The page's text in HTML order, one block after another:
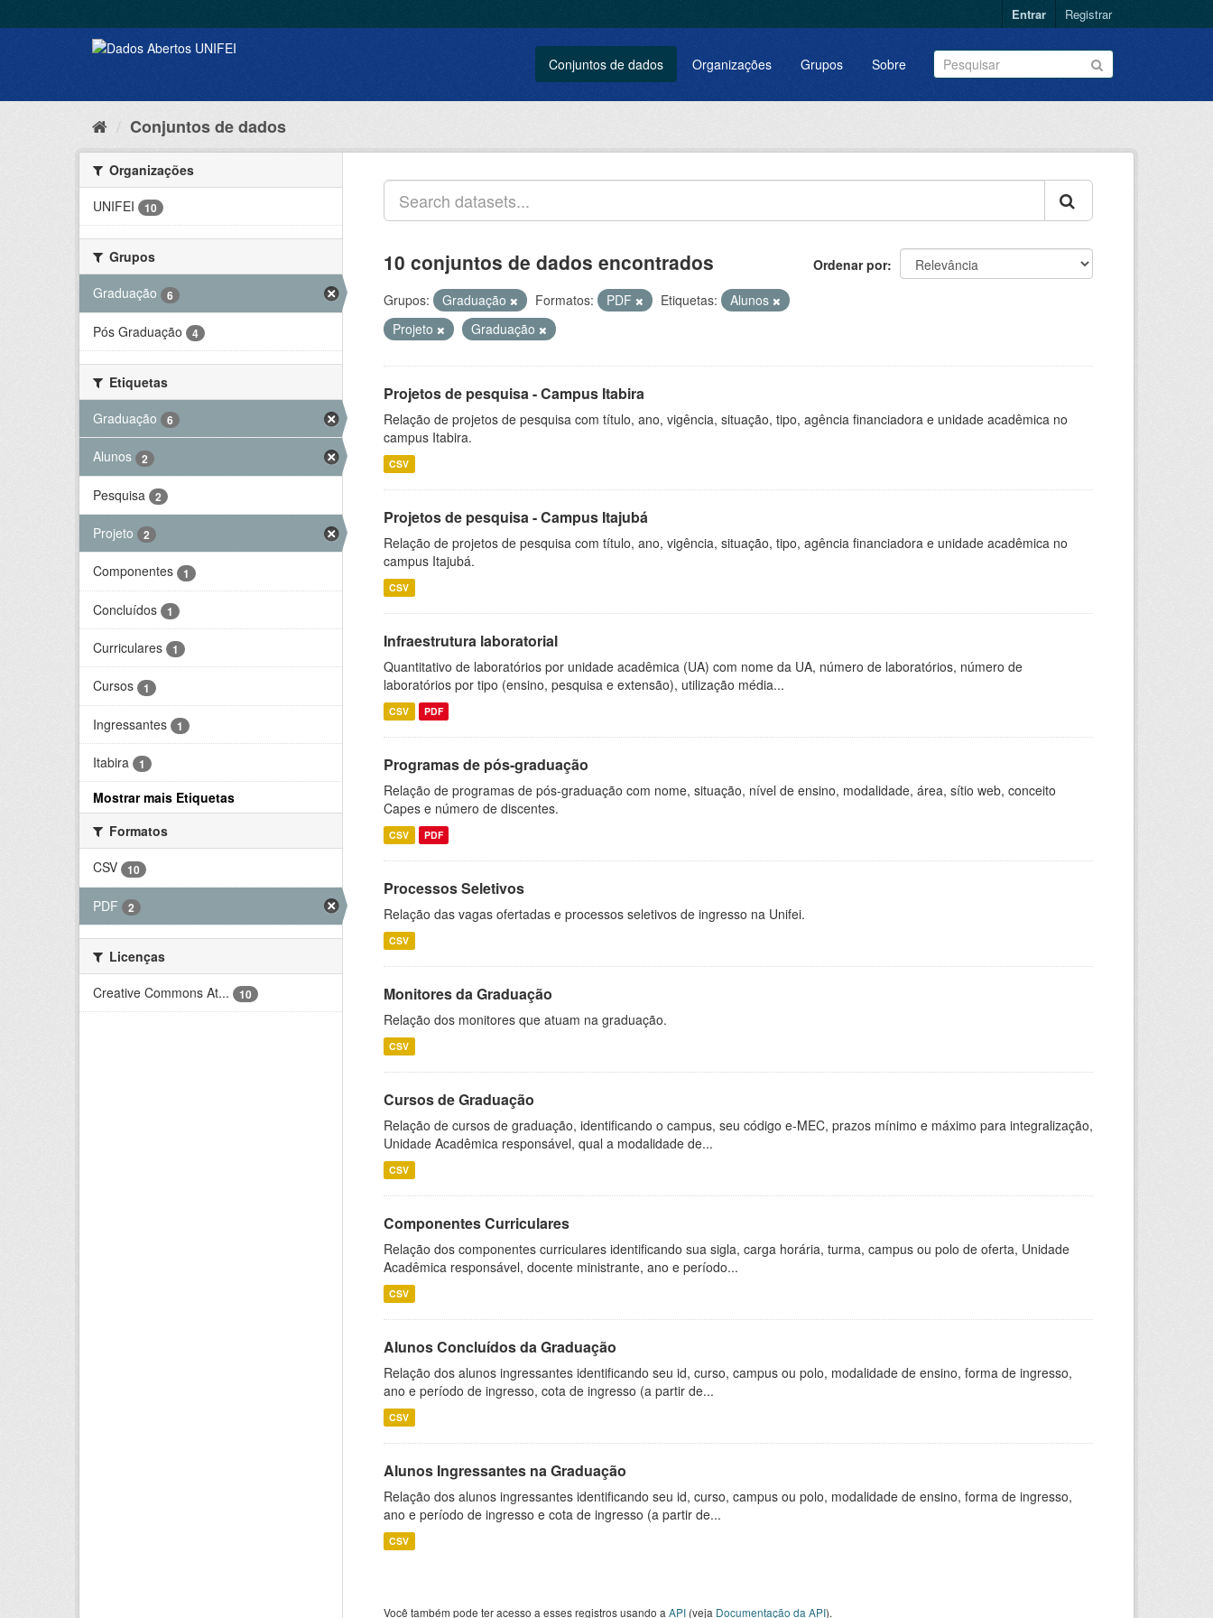
Entrar Registrar
Conjuntos de dados Organizações Grupos Sobre
Conjuntos de dados
Organizações
UNIFEI
10
Grupos
Graduação
6
Pós Graduação 4
Etiquetas
Graduação
6
Alunos 2
Pesquisa 2
Projeto 2
Componentes 1
Concluídos 1
Curriculares 1
Cursos 1
Ingressantes 1
Itabira 1
Mostrar mais Etiquetas
Formatos
CSV
10
PDF 2
Licenças
Creative Commons At...
10
Ordenar por
10 conjuntos de dados encontrados
Grupos: Graduação Formatos: PDF Etiquetas:
Alunos
Projeto
Graduação
Projetos de pesquisa - Campus Itabira
Relação de projetos de pesquisa com título, ano, vigência, situação, tipo, agência financiadora e unidade acadêmica no
campus Itabira.
CSV
Projetos de pesquisa - Campus Itajubá
Relação de projetos de pesquisa com título, ano, vigência, situação, tipo, agência financiadora e unidade acadêmica no
campus Itajubá.
CSV
Infraestrutura laboratorial
Quantitativo de laboratórios por unidade acadêmica (UA) com nome da UA, número de laboratórios, número de
laboratórios por tipo (ensino, pesquisa e extensão), utilização média...
CSV PDF
Programas de pós-graduação
Relação de programas de pós-graduação com nome, situação, nível de ensino, modalidade, área, sítio web, conceito
Capes e número de discentes.
CSV PDF
Processos Seletivos
Relação das vagas ofertadas e processos seletivos de ingresso na Unifei.
CSV
Monitores da Graduação
Relação dos monitores que atuam na graduação.
CSV
Cursos de Graduação
Relação de cursos de graduação, identificando o campus, seu código e-MEC, prazos mínimo e máximo para integralização,
Unidade Acadêmica responsável, qual a modalidade de...
CSV
Componentes Curriculares
Relação dos componentes curriculares identificando sua sigla, carga horária, turma, campus ou polo de oferta, Unidade
Acadêmica responsável, docente ministrante, ano e período...
CSV
Alunos Concluídos da Graduação
Relação dos alunos ingressantes identificando seu id, curso, campus ou polo, modalidade de ensino, forma de ingresso,
ano e período de ingresso, cota de ingresso (a partir de...
CSV
Alunos Ingressantes na Graduação
Relação dos alunos ingressantes identificando seu id, curso, campus ou polo, modalidade de ensino, forma de ingresso,
ano e período de ingresso e cota de ingresso (a partir de...
CSV
Você também pode ter acesso a esses registros usando a API (veja Documentação da API).